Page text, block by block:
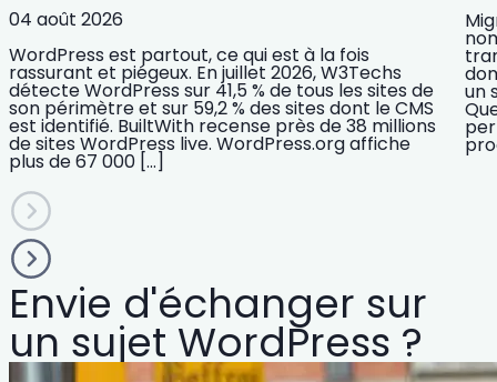
04 août 2026
WordPress est partout, ce qui est à la fois
rassurant et piégeux. En juillet 2026, W3Techs
détecte WordPress sur 41,5 % de tous les sites de
son périmètre et sur 59,2 % des sites dont le CMS
est identifié. BuiltWith recense près de 38 millions
de sites WordPress live. WordPress.org affiche
plus de 67 000 […]
un
Envie d'échanger sur
un sujet WordPress ?